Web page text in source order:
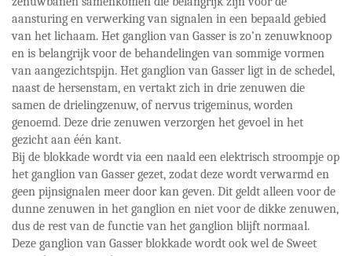
aansturing en verwerking van signalen in een bepaald gebied
van het lichaam. Het ganglion van Gasser is zo’n zenuwknoop
en is belangrijk voor de behandelingen van sommige vormen
van aangezichtspijn. Het ganglion van Gasser ligt in de schedel,
naast de hersenstam, en vertakt zich in drie zenuwen die
samen de drielingzenuw, of nervus trigeminus, worden
genoemd. Deze drie zenuwen verzorgen het gevoel in het
gezicht aan één kant.
Bij de blokkade wordt via een naald een elektrisch stroompje op
het ganglion van Gasser gezet, zodat deze wordt verwarmd en
geen pijnsignalen meer door kan geven. Dit geldt alleen voor de
dunne zenuwen in het ganglion en niet voor de dikke zenuwen,
dus de rest van de functie van het ganglion blijft normaal.
Deze ganglion van Gasser blokkade wordt ook wel de Sweet